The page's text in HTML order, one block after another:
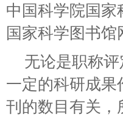
中国科学院国
国家科学图书馆
无论是职称
一定的科研成
刊的数目有关，